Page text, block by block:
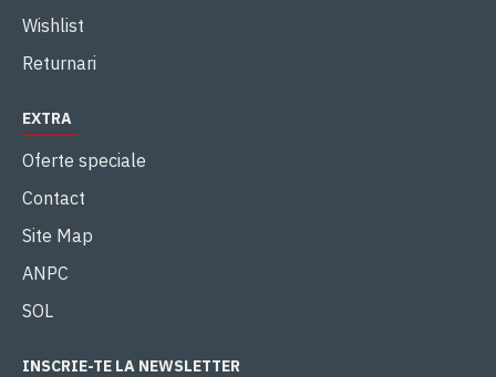
Wishlist
Returnari
EXTRA
Oferte speciale
Contact
Site Map
ANPC
SOL
INSCRIE-TE LA NEWSLETTER